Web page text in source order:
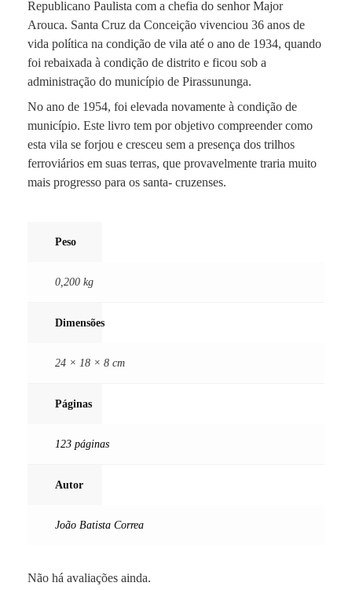
Republicano Paulista com a chefia do senhor Major
Arouca. Santa Cruz da Conceição vivenciou 36 anos de
vida política na condição de vila até o ano de 1934, quando
foi rebaixada à condição de distrito e ficou sob a
administração do município de Pirassununga.
No ano de 1954, foi elevada novamente à condição de
município. Este livro tem por objetivo compreender como
esta vila se forjou e cresceu sem a presença dos trilhos
ferroviários em suas terras, que provavelmente traria muito
mais progresso para os santa- cruzenses.
Peso
0,200 kg
Dimensões
24 × 18 × 8 cm
Páginas
123 páginas
Autor
João Batista Correa
Não há avaliações ainda.